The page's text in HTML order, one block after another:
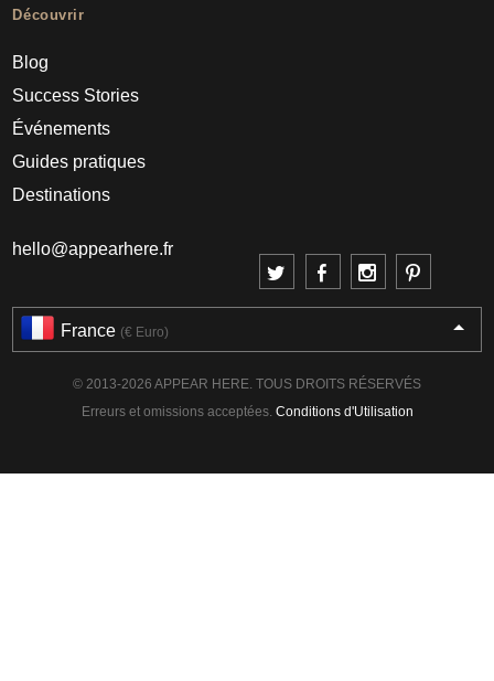
Découvrir
Blog
Success Stories
Événements
Guides pratiques
Destinations
hello@appearhere.fr
France (€ Euro)
© 2013-2026 APPEAR HERE. TOUS DROITS RÉSERVÉS
Erreurs et omissions acceptées. Conditions d'Utilisation